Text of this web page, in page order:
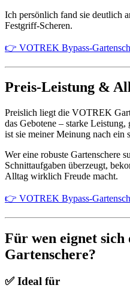
Ich persönlich fand sie deutlich
Festgriff-Scheren.
👉 VOTREK Bypass-
Preis-Leistung &
Preislich liegt die VOTREK
das Gebotene – starke
ist sie meiner Meinung nach ein
Wer eine robuste Gartenschere
Schnittaufgaben überzeugt,
Alltag wirklich Freude macht.
👉 VOTREK Bypass-
Für wen eignet
Gartenschere?
✅ Ideal für